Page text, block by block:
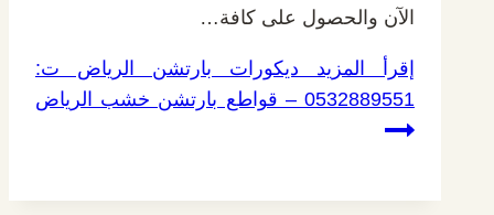
الآن والحصول على كافة…
إقرأ المزيد ديكورات بارتشن الرياض ت:
0532889551 – قواطع بارتشن خشب الرياض